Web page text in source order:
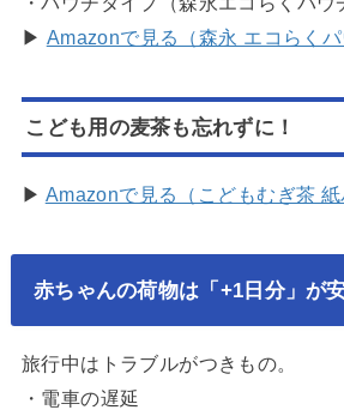
▶ Amazonで見る（森永 エコらくパ
こども用の麦茶も忘れずに！
▶ Amazonで見る（こどもむぎ茶 紙
赤ちゃんの荷物は「+1日分」が
旅行中はトラブルがつきもの。
・電車の遅延